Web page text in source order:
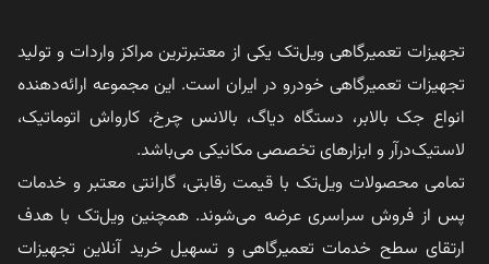
تجهیزات تعمیرگاهی ویل‌تک یکی از معتبرترین مراکز واردات و تولید
تجهیزات تعمیرگاهی خودرو در ایران است. این مجموعه ارائه‌دهنده
انواع جک بالابر، دستگاه دیاگ، بالانس چرخ، کارواش اتوماتیک،
لاستیک‌درآر و ابزارهای تخصصی مکانیکی می‌باشد.
تمامی محصولات ویل‌تک با قیمت رقابتی، گارانتی معتبر و خدمات
پس از فروش سراسری عرضه می‌شوند. همچنین ویل‌تک با هدف
ارتقای سطح خدمات تعمیرگاهی و تسهیل خرید آنلاین تجهیزات